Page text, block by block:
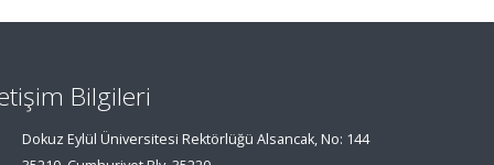
Bilgileri
Dokuz Eylül Üniversitesi Rektörlüğü Alsancak, No: 144